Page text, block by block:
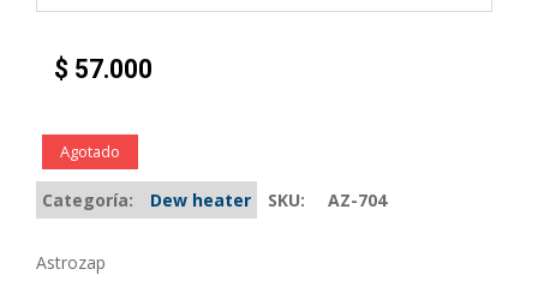
$ 57.000
Agotado
Categoría: Dew heater SKU: AZ-704
Astrozap